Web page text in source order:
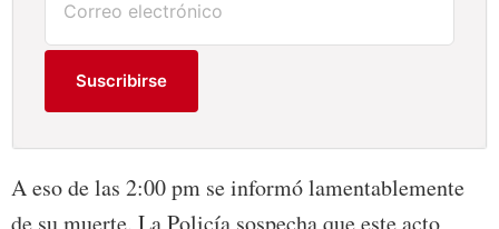
Suscribirse
A eso de las 2:00 pm se informó lamentablemente
de su muerte. La Policía sospecha que este acto